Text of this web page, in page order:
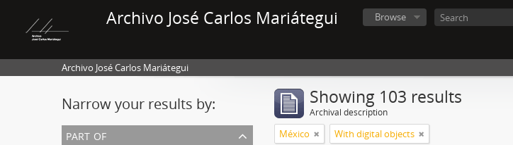
Archivo José Carlos Mariátegui Browse
Archivo José Carlos Mariátegui
Narrow your results by:
part of
Showing 103 results
Archival description
México With digital objects